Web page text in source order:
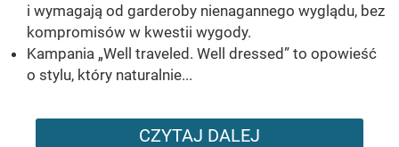
i wymagają od garderoby nienagannego wyglądu, bez
kompromisów w kwestii wygody.
Kampania „Well traveled. Well dressed” to opowieść
o stylu, który naturalnie...
CZYTAJ DALEJ